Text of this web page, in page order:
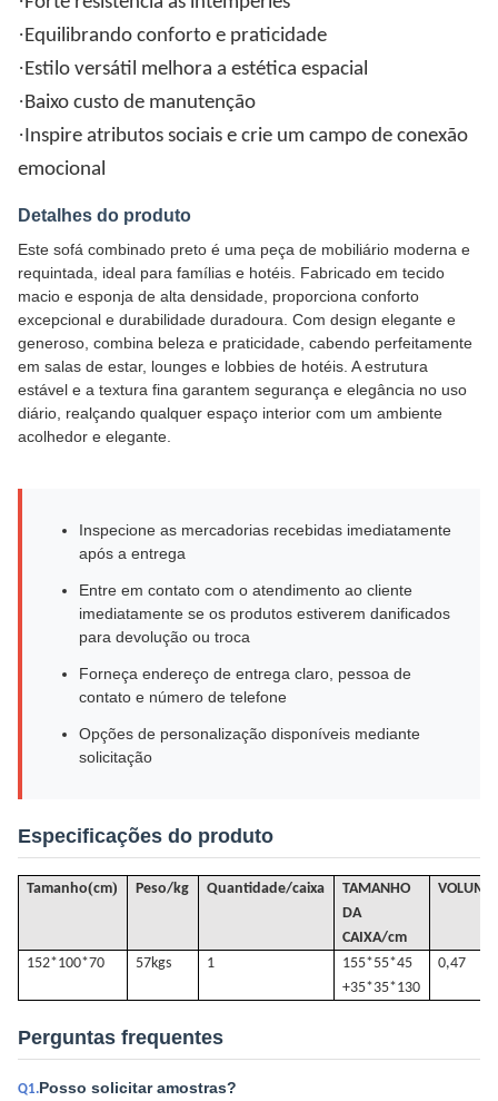
·Equilibrando conforto e praticidade
·Estilo versátil melhora a estética espacial
·Baixo custo de manutenção
·Inspire atributos sociais e crie um campo de conexão
emocional
Detalhes do produto
Este sofá combinado preto é uma peça de mobiliário moderna e
requintada, ideal para famílias e hotéis. Fabricado em tecido
macio e esponja de alta densidade, proporciona conforto
excepcional e durabilidade duradoura. Com design elegante e
generoso, combina beleza e praticidade, cabendo perfeitamente
em salas de estar, lounges e lobbies de hotéis. A estrutura
estável e a textura fina garantem segurança e elegância no uso
diário, realçando qualquer espaço interior com um ambiente
acolhedor e elegante.
Inspecione as mercadorias recebidas imediatamente
após a entrega
Entre em contato com o atendimento ao cliente
imediatamente se os produtos estiverem danificados
para devolução ou troca
Forneça endereço de entrega claro, pessoa de
contato e número de telefone
Opções de personalização disponíveis mediante
solicitação
Especificações do produto
Tamanho(cm) Peso/kg Quantidade/caixa
TAMANHO
DA
CAIXA/cm
VOLUME
152*100*70 57kgs 1
155*55*45
+35*35*130
0,47
Perguntas frequentes
Q1.Posso solicitar amostras?